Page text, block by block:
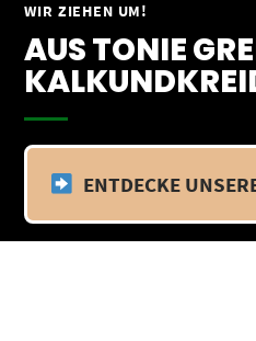
WIR ZIEHEN UM!
AUS TONIE
ENTDECKE
Springe
Inhalt
Vom 09.04.25 - 20.04.25
Zeitraum findet kein